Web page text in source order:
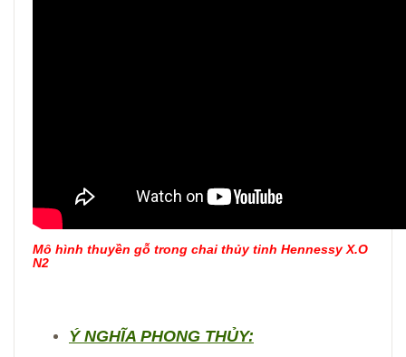
Mô hình thuyền gỗ trong chai thủy tinh Hennessy X.O
N2
Ý NGHĨA PHONG THỦY: